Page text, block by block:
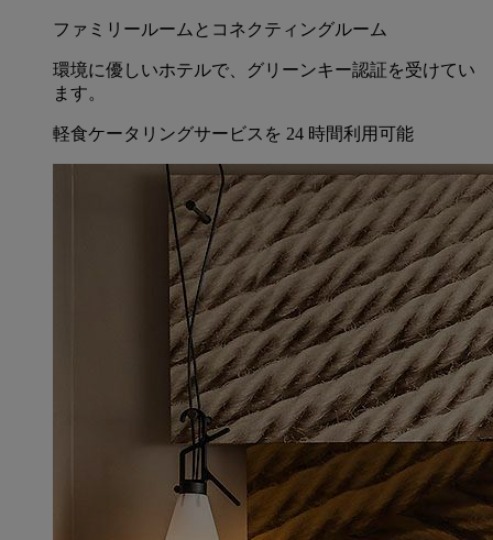
ファミリールームとコネクティングルーム
環境に優しいホテルで、グリーンキー認証を受けてい
ます。
軽食ケータリングサービスを 24 時間利用可能